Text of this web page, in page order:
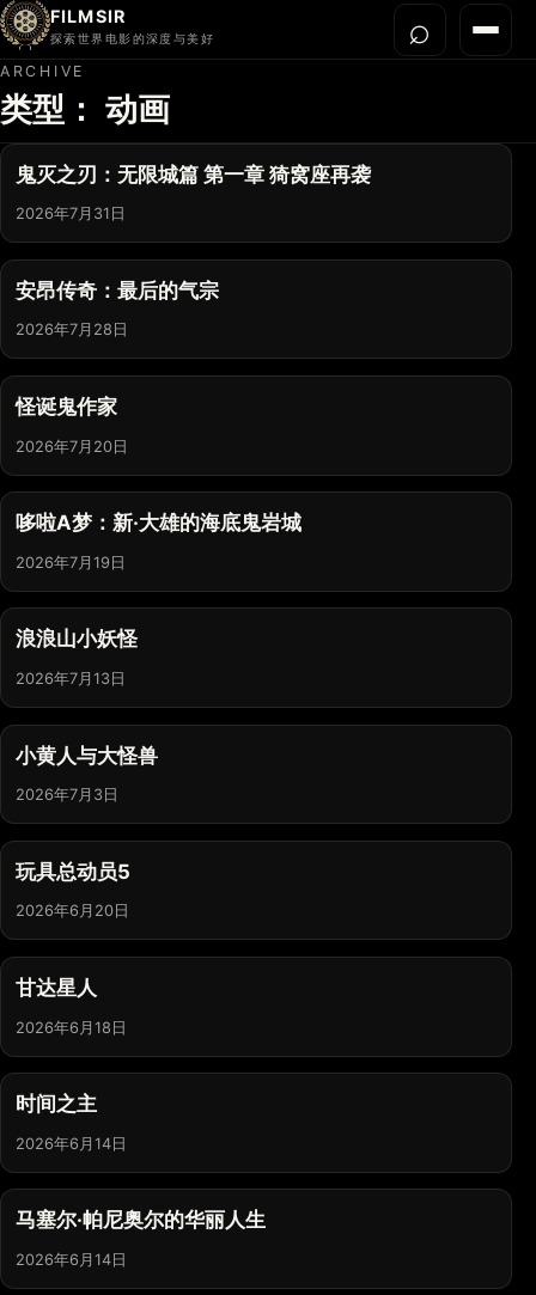
FILMSIR
探索世界电影的深度与美好 菜单
首页
今晚看什么
世界电影节
导演宇宙
影片库
关于我们
⌕打开
ARCHIVE
类型： 动画
鬼灭之刃：无限城篇 第一章 猗窝座再袭
2026年7月31日
安昂传奇：最后的气宗
2026年7月28日
怪诞鬼作家
2026年7月20日
哆啦A梦：新·大雄的海底鬼岩城
2026年7月19日
浪浪山小妖怪
2026年7月13日
小黄人与大怪兽
2026年7月3日
玩具总动员5
2026年6月20日
甘达星人
2026年6月18日
时间之主
2026年6月14日
马塞尔·帕尼奥尔的华丽人生
2026年6月14日